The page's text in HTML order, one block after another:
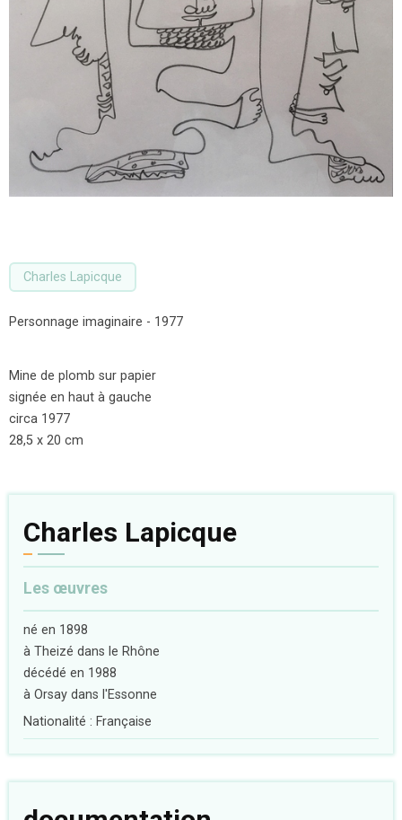
Charles Lapicque
Personnage imaginaire - 1977
Mine de plomb sur papier
signée en haut à gauche
circa 1977
28,5 x 20 cm
Charles Lapicque
Les œuvres
né en 1898
à Theizé dans le Rhône
décédé en 1988
à Orsay dans l'Essonne
Nationalité : Française